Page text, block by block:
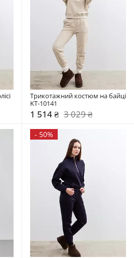
Трикотажний костюм на байці
KT-10141
1 514 ₴ 3 029 ₴
- 50%